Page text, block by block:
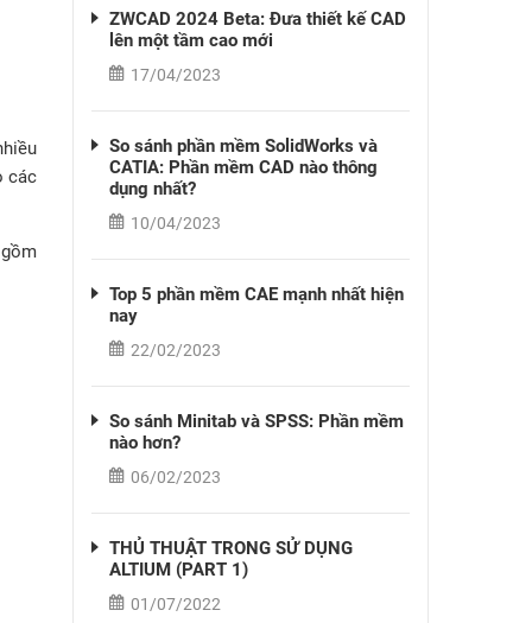
các
ZWCAD 2024 Beta: Đưa thiết kế CAD
lên một tầm cao mới
17/04/2023
So sánh phần mềm SolidWorks và
CATIA: Phần mềm CAD nào thông
dụng nhất?
10/04/2023
Top 5 phần mềm CAE mạnh nhất hiện
nay
22/02/2023
So sánh Minitab và SPSS: Phần mềm
nào hơn?
06/02/2023
THỦ THUẬT TRONG SỬ DỤNG
ALTIUM (PART 1)
01/07/2022